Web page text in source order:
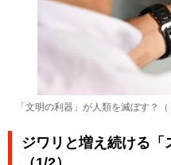
「文明の利器」が人類を滅ぼす？（
ジワリと増え続ける